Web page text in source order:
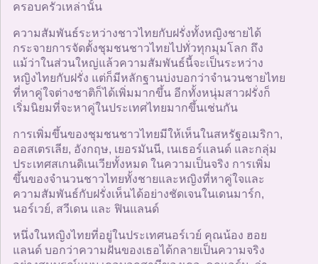
ครอบครัวเหล่านั้น
ความสัมพันธ์ระหว่างชาวไทยกับฝรั่งทั้งหญิงชายได้
กระจายการจัดตั้งชุมชนชาวไทยไปทั่วทุกมุมโลก ถึง
แม้ว่าในส่วนใหญ่แล้วความสัมพันธ์นี้จะเป็นระหว่าง
หญิงไทยกับฝรั่ง แต่ก็มีหลักฐานบ่งบอกว่าจำนวนชายไทย
ที่หาคู่ใจต่างชาติก็ได้เพิ่มมากขึ้น อีกทั้งหนุ่มสาวฝรั่งก็
เริ่มนิยมที่จะหาคู่ในประเทศไทยมากขึ้นเช่นกัน
การเพิ่มขึ้นของชุมชนชาวไทยมีให้เห็นในสหรัฐอเมริกา,
ออสเตรเลีย, อังกฤษ, เยอรมันนี, เนเธอร์แลนด์ และกลุ่ม
ประเทศสเกนดิเนเวียทั้งหมด ในความเป็นจริง การเพิ่ม
ขึ้นของจำนวนชาวไทยทั้งชายและหญิงที่หาคู่ใจและ
ความสัมพันธ์กับฝรั่งเห็นได้อย่างชัดเจนในเดนมาร์ก,
นอร์เวย์, สวีเดน และ ฟินแลนด์
หนึ่งในหญิงไทยที่อยู่ในประเทศนอร์เวย์ คุณน้อง ฮอย
แลนด์ บอกว่าความฝันของเธอได้กลายเป็นความจริง